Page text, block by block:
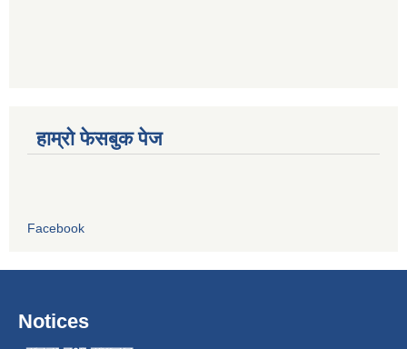
हाम्रो फेसबुक पेज
Facebook
Notices